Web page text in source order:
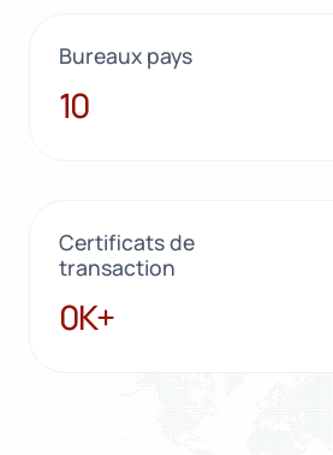
Bureaux pays
10
10
Certificats de
transaction
100K+
0K+